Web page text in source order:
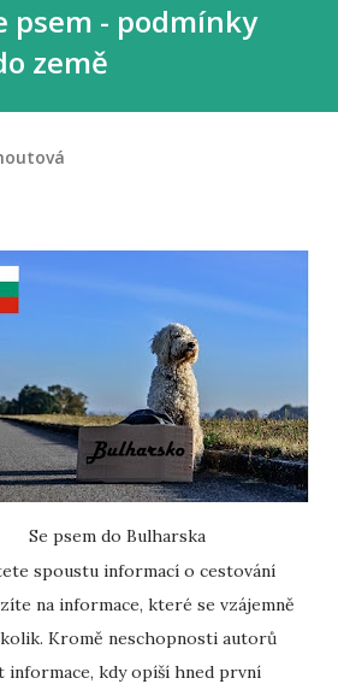
psem - podmínky
země
Se psem do Bulharska
spoustu informací o cestování
na informace, které se vzájemně
Kromě neschopnosti autorů
informace, kdy opíší hned první